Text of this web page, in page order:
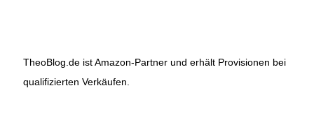
TheoBlog.de ist Amazon-Partner und erhält Provisionen bei
qualifizierten Verkäufen.